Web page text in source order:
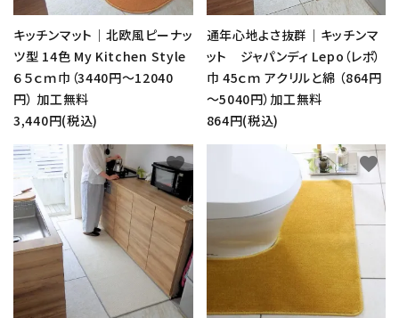
キッチンマット｜北欧風ピーナッ
ツ型 14色 My Kitchen Style
６５ｃｍ巾（3440円～12040
円） 加工無料
3,440円(税込)
通年心地よさ抜群｜キッチンマ
ット ジャパンディ Lepo（レポ）
巾 45ｃｍ アクリルと綿 （864円
～5040円）加工無料
864円(税込)
favorite favorite